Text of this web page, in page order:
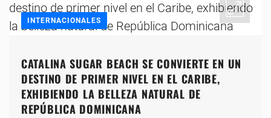
INTERNACIONALES
CATALINA SUGAR BEACH SE CONVIERTE EN UN
DESTINO DE PRIMER NIVEL EN EL CARIBE,
EXHIBIENDO LA BELLEZA NATURAL DE
REPÚBLICA DOMINICANA